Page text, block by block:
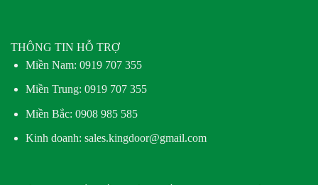
THÔNG TIN HỖ TRỢ
Miền Nam: 0919 707 355
Miền Trung: 0919 707 355
Miền Bắc: 0908 985 585
Kinh doanh: sales.kingdoor@gmail.com